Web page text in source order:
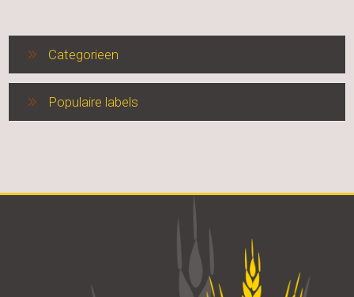
Categorieen
Populaire labels